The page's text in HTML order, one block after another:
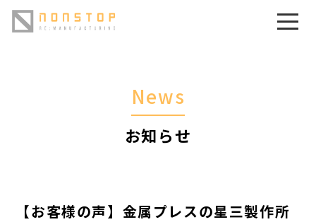
News
お知らせ
【お客様の声】金属プレスの星三製作所